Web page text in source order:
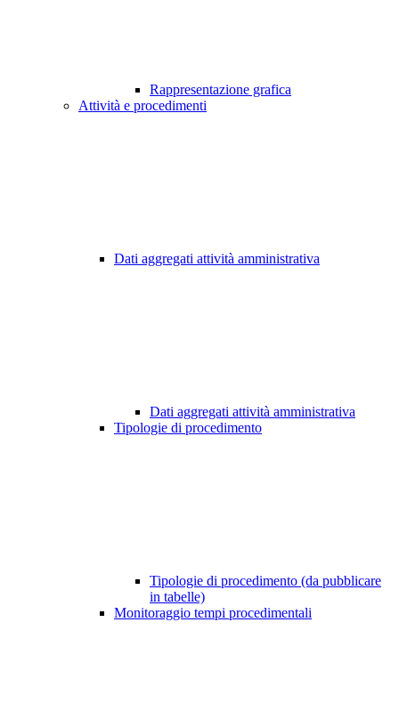
Rappresentazione grafica
Attività e procedimenti
Dati aggregati attività amministrativa
Dati aggregati attività amministrativa
Tipologie di procedimento
Tipologie di procedimento (da pubblicare
in tabelle)
Monitoraggio tempi procedimentali